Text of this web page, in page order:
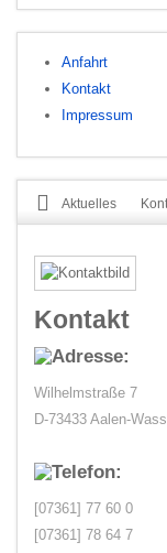
Anfahrt
Kontakt
Impressum
Aktuelles
Kontakt
Wilhelmstraße 7
D-73433 Aalen-
[07361] 77 60 0
[07361] 78 64 7